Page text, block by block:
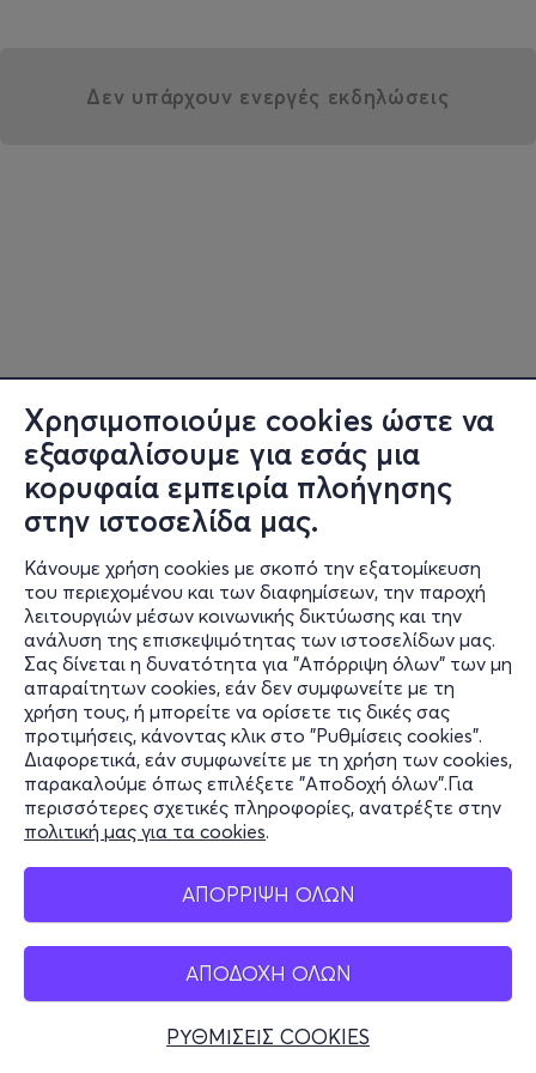
Χρησιμοποιούμε cookies ώστε να
εξασφαλίσουμε για εσάς μια
κορυφαία εμπειρία πλοήγησης
στην ιστοσελίδα μας.
Κάνουμε χρήση cookies με σκοπό την εξατομίκευση
του περιεχομένου και των διαφημίσεων, την παροχή
λειτουργιών μέσων κοινωνικής δικτύωσης και την
ανάλυση της επισκεψιμότητας των ιστοσελίδων μας.
Σας δίνεται η δυνατότητα για "Απόρριψη όλων" των μη
απαραίτητων cookies, εάν δεν συμφωνείτε με τη
χρήση τους, ή μπορείτε να ορίσετε τις δικές σας
προτιμήσεις, κάνοντας κλικ στο "Ρυθμίσεις cookies".
Διαφορετικά, εάν συμφωνείτε με τη χρήση των cookies,
παρακαλούμε όπως επιλέξετε "Αποδοχή όλων".Για
περισσότερες σχετικές πληροφορίες, ανατρέξτε στην
πολιτική μας για τα cookies.
ΑΠΟΡΡΙΨΗ ΟΛΩΝ
ΑΠΟΔΟΧΗ ΟΛΩΝ
ΡΥΘΜΙΣΕΙΣ COOKIES
Δεν υπάρχουν ενεργές εκδηλώσεις